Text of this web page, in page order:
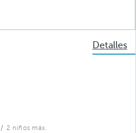
Detalles
/ 2 niños máx.